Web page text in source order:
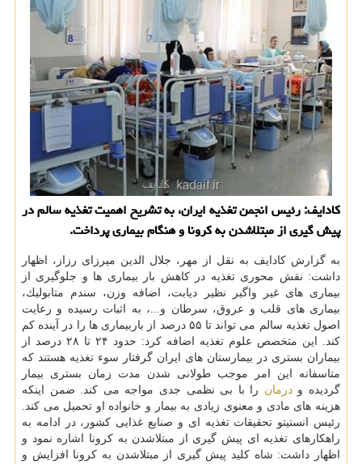
كادایف: رئیس انجمن تغذیه ایران، به تشریح اهمیت تغذیه سالم در
پیش گیری از مبتلاشدن به كرونا و هنگام بیماری پرداخت.
به گزارش كادایف به نقل از مهر، جلال الدین میرزای رزاز، اظهار
داشت: نقش محوری تغذیه در كاهش بار بیماری ها و جلوگیری از
بیماری های غیر واگیر نظیر دیابت، اضافه وزن، سندم متابولیك،
بیماری های قلب و عروق، سرطان و...، به اثبات رسیده و رعایت
اصول تغذیه سالم می تواند تا ۵۵ درصد از باربیماری ها را در آینده كم
كند. این متخصص علوم تغذیه اضافه كرد: حدود ۲۴ تا ۲۸ درصد از
بیماران بستری در بیمارستان های ایران گرفتار سوء تغذیه هستند كه
متاسفانه این امر موجب طولانی شدن مدت زمان بستری بیمار
گردیده ودرمان را با بی نظمی جدی مواجه می كند. ضمن اینكه
هزینه های مادی و معنوی زیادی به بیمار و خانواده او تحمیل می كند.
رئیس انستیتو تحقیقات تغذیه ای و صنایع غذایی كشور، در ادامه به
راهكارهای تغذیه ای پیش گیری از مبتلاشدن به كرونا اشاره نمود و
اظهار داشت: شاه كلید پیش گیری از مبتلاشدن به كرونا افزایش و